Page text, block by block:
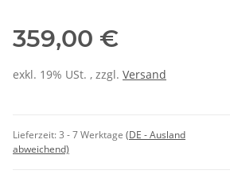
359,00 €
exkl. 19% USt. , zzgl. Versand
Lieferzeit:3 - 7 Werktage (DE - Ausland
abweichend)